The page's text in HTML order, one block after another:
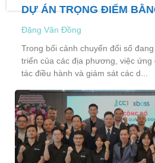
DỰ ÁN TRỌNG ĐIỂM
Đặng Văn Đồng
Trong bối cảnh chuyển đổi số
triển của các địa phương, việc ứng
tác điều hành và giám sát các d...